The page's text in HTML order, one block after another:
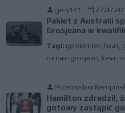
gery141
Pakiet z Australii
Grosjeana w
Tagi: gp niemiec, haas
romain grosjean kevin
Przemysław
Hamilton zdradził,
gotowy zastąpić